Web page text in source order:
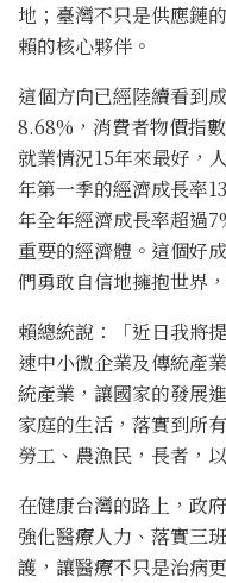
地；臺灣不只是供應鏈
賴的核心夥伴。
這個方向已經陸續看到
8.68%，消費者物價指
就業情況15年來最好，
年第一季的經濟成長率
年全年經濟成長率超過
重要的經濟體。這個好
們勇敢自信地擁抱世界
賴總統說：「近日我將
速中小微企業及傳統產
統產業，讓國家的發展
家庭的生活，落實到所
勞工、農漁民，長者，
在健康台灣的路上，政
強化醫療人力、落實三
護，讓醫療不只是治病